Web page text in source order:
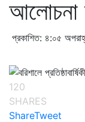
আলোচনা
প্রকাশিত: ৪:০৫
120
SHARES
ShareTweet